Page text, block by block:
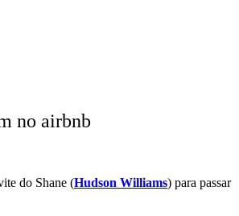
no airbnb
do Shane (Hudson Williams) para passar